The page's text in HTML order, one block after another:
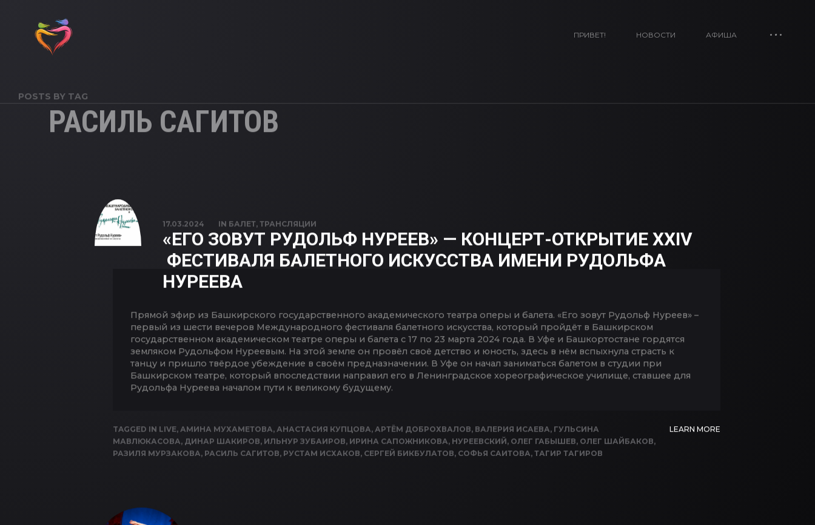
ПРИВЕТ! НОВОСТИ АФИША
POSTS BY TAG
РАСИЛЬ САГИТОВ
17.03.2024 IN БАЛЕТ,ТРАНСЛЯЦИИ
«ЕГО ЗОВУТ РУДОЛЬФ НУРЕЕВ» — КОНЦЕРТ-ОТКРЫТИЕ XXIV
ФЕСТИВАЛЯ БАЛЕТНОГО ИСКУССТВА ИМЕНИ РУДОЛЬФА
НУРЕЕВА
Прямой эфир из Башкирского государственного академического театра оперы и балета. «Его зовут Рудольф Нуреев» –
первый из шести вечеров Международного фестиваля балетного искусства, который пройдёт в Башкирском
государственном академическом театре оперы и балета с 17 по 23 марта 2024 года. В Уфе и Башкортостане гордятся
земляком Рудольфом Нуреевым. На этой земле он провёл своё детство и юность, здесь в нём вспыхнула страсть к
танцу и пришло твёрдое убеждение в своём предназначении. В Уфе он начал заниматься балетом в студии при
Башкирском театре, который впоследствии направил его в Ленинградское хореографическое училище, ставшее для
Рудольфа Нуреева началом пути к великому будущему.
TAGGED IN LIVE, АМИНА МУХАМЕТОВА, АНАСТАСИЯ КУПЦОВА, АРТЁМ ДОБРОХВАЛОВ, ВАЛЕРИЯ ИСАЕВА, ГУЛЬСИНА
МАВЛЮКАСОВА, ДИНАР ШАКИРОВ, ИЛЬНУР ЗУБАИРОВ, ИРИНА САПОЖНИКОВА, НУРЕЕВСКИЙ, ОЛЕГ ГАБЫШЕВ, ОЛЕГ ШАЙБАКОВ,
РАЗИЛЯ МУРЗАКОВА, РАСИЛЬ САГИТОВ, РУСТАМ ИСХАКОВ, СЕРГЕЙ БИКБУЛАТОВ, СОФЬЯ САИТОВА, ТАГИР ТАГИРОВ
LEARN MORE